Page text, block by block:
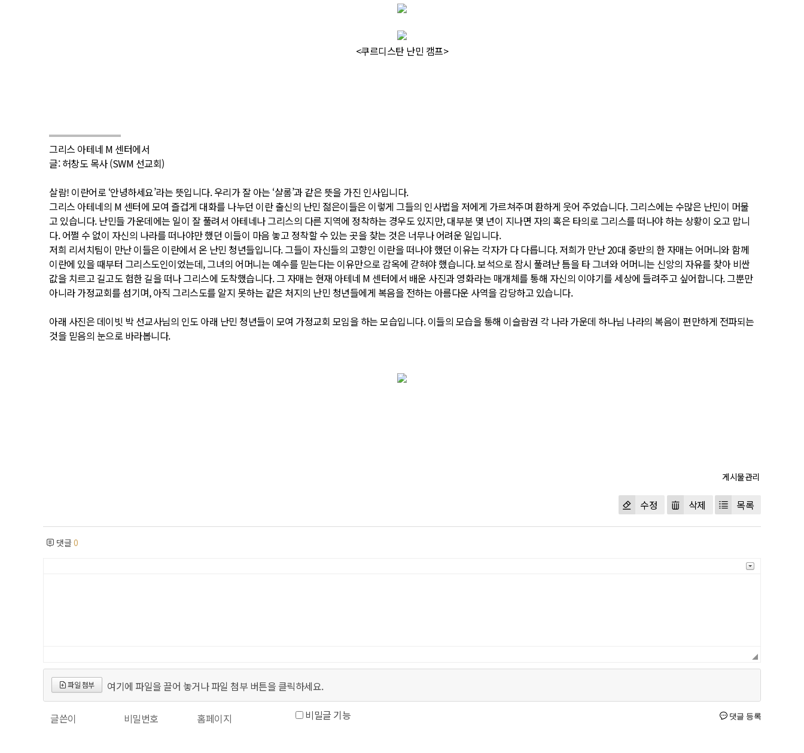
<쿠르디스탄 난민 캠프>
그리스 아테네 M 센터에서
글: 허창도 목사 (SWM 선교회)
살람! 이란어로 ‘안녕하세요’라는 뜻입니다. 우리가 잘 아는 ‘샬롬’과 같은 뜻을 가진 인사입니다.
그리스 아테네의 M 센터에 모여 즐겁게 대화를 나누던 이란 출신의 난민 젊은이들은 이렇게 그들의 인사법을 저에게 가르쳐주며 환하게 웃어 주었습니다. 그리스에는 수많은 난민이 머물
고 있습니다. 난민들 가운데에는 일이 잘 풀려서 아테네나 그리스의 다른 지역에 정착하는 경우도 있지만, 대부분 몇 년이 지나면 자의 혹은 타의로 그리스를 떠나야 하는 상황이 오고 맙니
다. 어쩔 수 없이 자신의 나라를 떠나야만 했던 이들이 마음 놓고 정착할 수 있는 곳을 찾는 것은 너무나 어려운 일입니다.
저희 리서치팀이 만난 이들은 이란에서 온 난민 청년들입니다. 그들이 자신들의 고향인 이란을 떠나야 했던 이유는 각자가 다 다릅니다. 저희가 만난 20대 중반의 한 자매는 어머니와 함께
이란에 있을 때부터 그리스도인이었는데, 그녀의 어머니는 예수를 믿는다는 이유만으로 감옥에 갇혀야 했습니다. 보석으로 잠시 풀려난 틈을 타 그녀와 어머니는 신앙의 자유를 찾아 비싼
값을 치르고 길고도 험한 길을 떠나 그리스에 도착했습니다. 그 자매는 현재 아테네 M 센터에서 배운 사진과 영화라는 매개체를 통해 자신의 이야기를 세상에 들려주고 싶어합니다. 그뿐만
아니라 가정교회를 섬기며, 아직 그리스도를 알지 못하는 같은 처지의 난민 청년들에게 복음을 전하는 아름다운 사역을 감당하고 있습니다.
아래 사진은 데이빗 박 선교사님의 인도 아래 난민 청년들이 모여 가정교회 모임을 하는 모습입니다. 이들의 모습을 통해 이슬람권 각 나라 가운데 하나님 나라의 복음이 편만하게 전파되는
것을 믿음의 눈으로 바라봅니다.
수정 삭제 목록
댓글0
파일 첨부 여기에 파일을 끌어 놓거나 파일 첨부 버튼을 클릭하세요.
글쓴이 비밀번호 홈페이지 비밀글 기능 댓글 등록